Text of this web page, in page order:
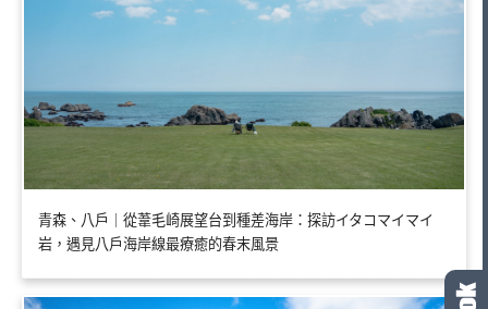
青森、八戶｜從葦毛崎展望台到種差海岸：探訪イタコマイマイ
岩，遇見八戶海岸線最療癒的春末風景